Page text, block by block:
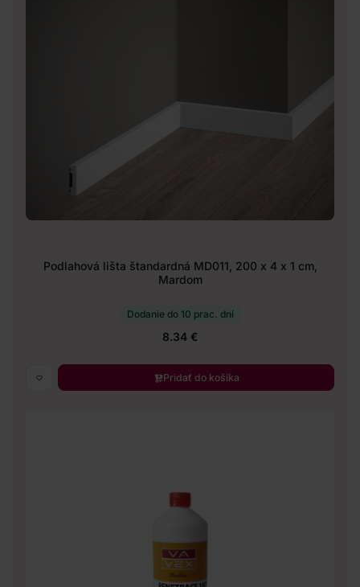
Podlahová lišta štandardná MD011, 200 x 4 x 1 cm,
Mardom
Dodanie do 10 prac. dní
8.34 €
Pridať do košíka